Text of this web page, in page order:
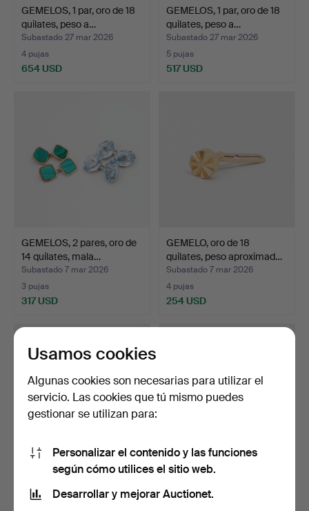
GEMELOS, 1 par, oro de 18
quilates, peso a…
Subastado 27 mar 2026
4 pujas
654 USD
GEMELOS, 1 par, oro de 18
quilates, peso a…
Subastado 27 mar 2026
5 pujas
517 USD
GEMELOS, 2 pares, oro de
14 quilates, mala…
Subastado 7 mar 2026
3 pujas
317 USD
GEMELO, oro de 18
quilates, peso aproximad…
Subastado 7 mar 2026
4 pujas
254 USD
COLGANTES Y BOTONES,
5 unidades, oro de 22…
Subastado 6 mar 2026
SOPORTE PARA
CORBATAS y ALFILER, oro
Usamos cookies
Algunas cookies son necesarias para utilizar el
servicio. Las cookies que tú mismo puedes
gestionar se utilizan para:
Personalizar el contenido y las funciones
según cómo utilices el sitio web.
Desarrollar y mejorar Auctionet.